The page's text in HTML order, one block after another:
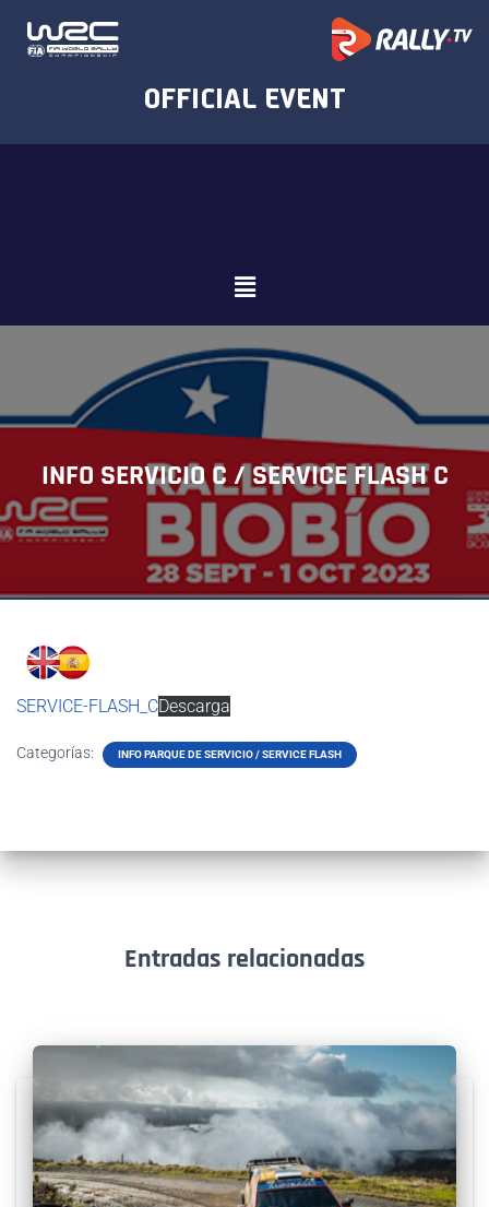
INFO SERVICIO C / SERVICE FLASH C
SERVICE-FLASH_CDescarga
Categorías: INFO PARQUE DE SERVICIO / SERVICE FLASH
Entradas relacionadas